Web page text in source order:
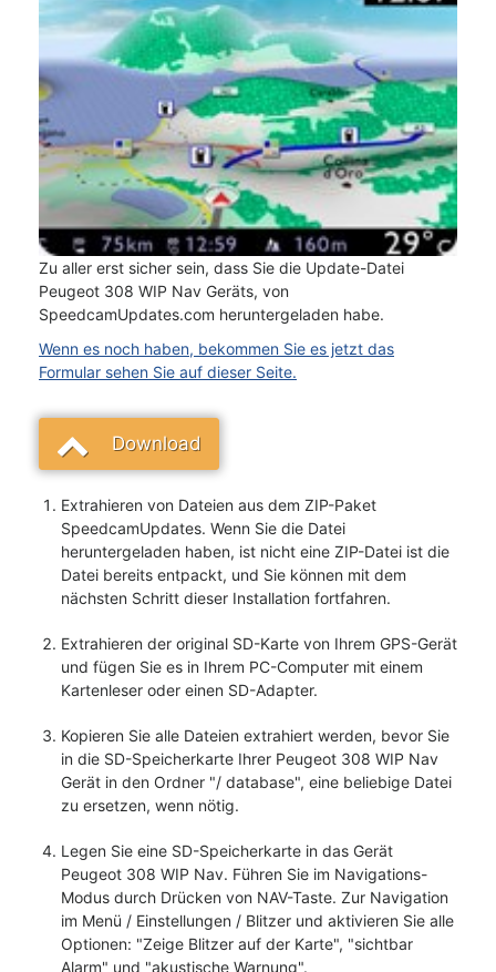
Zu aller erst sicher sein, dass Sie die Update-Datei
Peugeot 308 WIP Nav Geräts, von
SpeedcamUpdates.com heruntergeladen habe.
Wenn es noch haben, bekommen Sie es jetzt das
Formular sehen Sie auf dieser Seite.
Download
Extrahieren von Dateien aus dem ZIP-Paket
SpeedcamUpdates. Wenn Sie die Datei
heruntergeladen haben, ist nicht eine ZIP-Datei ist die
Datei bereits entpackt, und Sie können mit dem
nächsten Schritt dieser Installation fortfahren.
Extrahieren der original SD-Karte von Ihrem GPS-Gerät
und fügen Sie es in Ihrem PC-Computer mit einem
Kartenleser oder einen SD-Adapter.
Kopieren Sie alle Dateien extrahiert werden, bevor Sie
in die SD-Speicherkarte Ihrer Peugeot 308 WIP Nav
Gerät in den Ordner "/ database", eine beliebige Datei
zu ersetzen, wenn nötig.
Legen Sie eine SD-Speicherkarte in das Gerät
Peugeot 308 WIP Nav. Führen Sie im Navigations-
Modus durch Drücken von NAV-Taste. Zur Navigation
im Menü / Einstellungen / Blitzer und aktivieren Sie alle
Optionen: "Zeige Blitzer auf der Karte", "sichtbar
Alarm" und "akustische Warnung".